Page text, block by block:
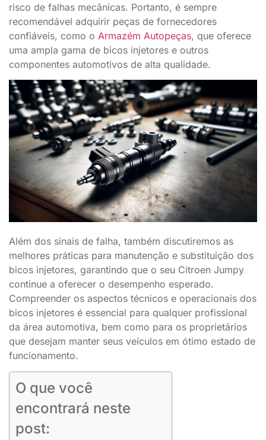
risco de falhas mecânicas. Portanto, é sempre
recomendável adquirir peças de fornecedores
confiáveis, como o Armazém Autopeças, que oferece
uma ampla gama de bicos injetores e outros
componentes automotivos de alta qualidade.
Além dos sinais de falha, também discutiremos as
melhores práticas para manutenção e substituição dos
bicos injetores, garantindo que o seu Citroen Jumpy
continue a oferecer o desempenho esperado.
Compreender os aspectos técnicos e operacionais dos
bicos injetores é essencial para qualquer profissional
da área automotiva, bem como para os proprietários
que desejam manter seus veículos em ótimo estado de
funcionamento.
O que você
encontrará neste
post: